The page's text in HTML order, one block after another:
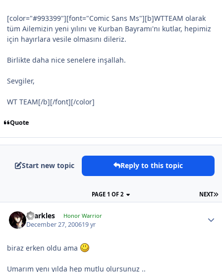
[color="#993399"][font="Comic Sans Ms"][b]WTTEAM olarak
tüm Ailemizin yeni yılını ve Kurban Bayramı'nı kutlar, hepimiz
için hayırlara vesile olmasını dileriz.
Birlikte daha nice senelere inşallah.
Sevgiler,
WT TEAM[/b][/font][/color]
Quote
Start new topic Reply to this topic
NEXT
PAGE 1 OF 2
sparkles Honor Warrior
December 27, 200619 yr
biraz erken oldu ama
Umarım yenı yılda hep mutlu olursunuz ..